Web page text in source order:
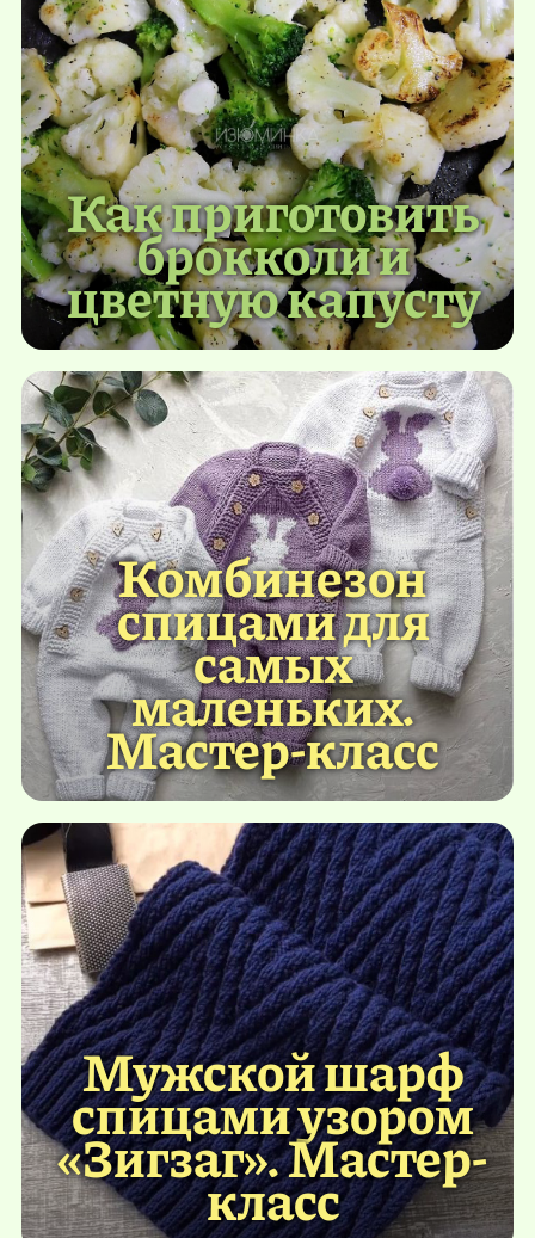
Как приготовить
брокколи и
цветную капусту
Комбинезон
спицами для
самых
маленьких.
Мастер-класс
Мужской шарф
спицами узором
«Зигзаг». Мастер-
класс